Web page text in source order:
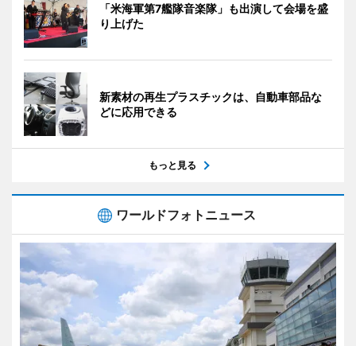
「米海軍第7艦隊音楽隊」も出演して会場を盛
り上げた
新素材の再生プラスチックは、自動車部品な
どに応用できる
もっと見る
ワールドフォトニュース